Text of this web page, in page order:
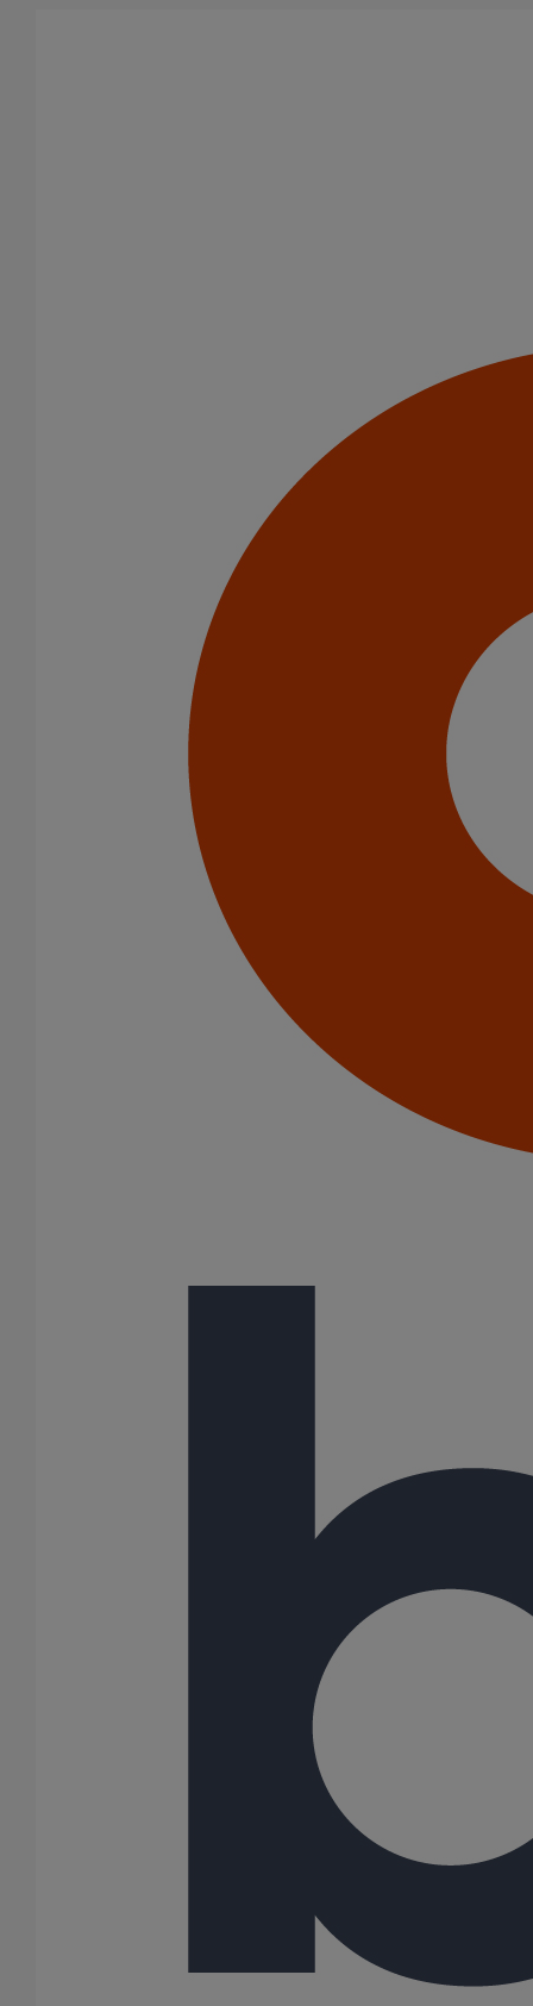
PERFORMANCES DES
Les systèmes de canalisations Pam Building sont conformes à la
norme européenne EN 877, applicable à un système (tuyaux et
raccords en fonte, raccords et accessoires pour l'évacuation des
bâtiments). Cette norme, qui définit les exigences techniques des
produits en fonte, est la plus stricte du marché.
En particulier, elle fixe des exigences concernant :
Réaction au feu (gamme de produits),
Résistance à la pression interne,
Tolérances dimensionnelles,
Résistance à la traction, résistance à l'écrasement,
Joints et leur étanchéité,
Revêtement intérieur et extérieur et leur adéquation.
Elle définit également les méthodes d'essai et le système de
gestion de la qualité. À l'exception des propriétés de réaction au
feu, la norme EN 877 est une norme auto-déclarée ; le fabricant
est autorisé à déclarer lui-même que son produit est conforme à
Seule la conformité à la norme EN 877, validée par une tierce
partie pour tous les critères et testée périodiquement, peut
garantir la performance des systèmes que vous prescrivez.